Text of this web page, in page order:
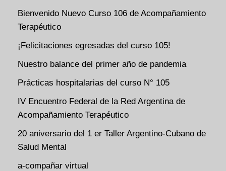
Bienvenido Nuevo Curso 106 de Acompañamiento
Terapéutico
¡Felicitaciones egresadas del curso 105!
Nuestro balance del primer año de pandemia
Prácticas hospitalarias del curso N° 105
IV Encuentro Federal de la Red Argentina de
Acompañamiento Terapéutico
20 aniversario del 1 er Taller Argentino-Cubano de
Salud Mental
a-compañar virtual